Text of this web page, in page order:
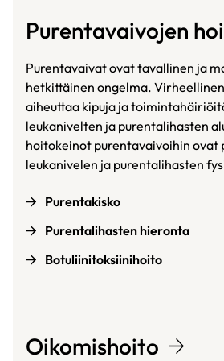
Purentavaivojen
Purentavaivat ovat tavallinen ja
hetkittäinen ongelma.
aiheuttaa kipuja ja
leukanivelten ja purentalihasten
hoitokeinot purentavaivoihin ovat
leukanivelen ja purentalihasten
Purentakisko
Purentalihasten hieronta
Botuliinitoksiinihoito
Oikomishoito